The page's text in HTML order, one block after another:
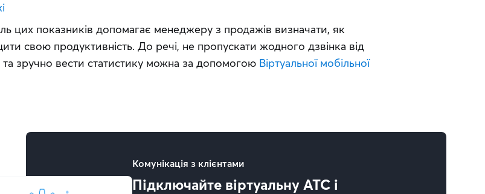
цих показників допомагає менеджеру з продажів визначати, як
свою продуктивність. До речі, не пропускати жодного дзвінка від
та зручно вести статистику можна за допомогою Віртуальної мобільної
Комунікація з клієнтами
Підключайте віртуальну АТС і